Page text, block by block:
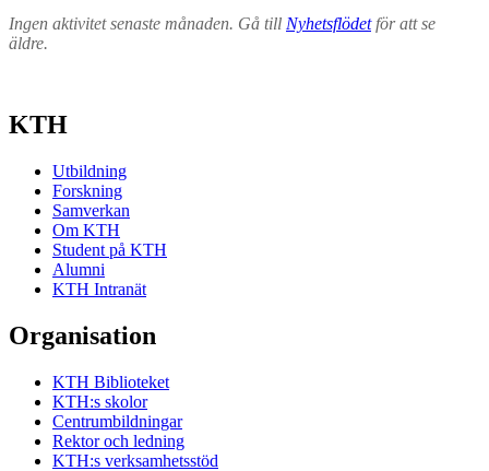
Ingen aktivitet senaste månaden. Gå till Nyhetsflödetför att se
äldre.
KTH
Utbildning
Forskning
Samverkan
Om KTH
Student på KTH
Alumni
KTH Intranät
Organisation
KTH Biblioteket
KTH:s skolor
Centrumbildningar
Rektor och ledning
KTH:s verksamhetsstöd